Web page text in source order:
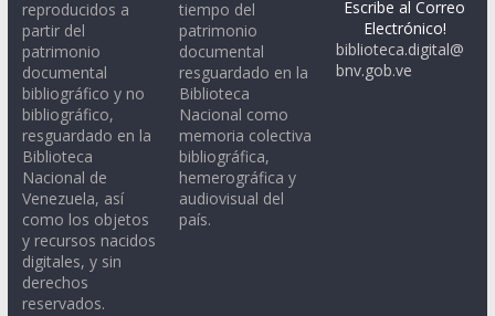
reproducidos a
partir del
patrimonio
documental
bibliográfico y no
bibliográfico,
resguardado en la
Biblioteca
Nacional de
Venezuela, así
como los objetos
y recursos nacidos
digitales, y sin
derechos
reservados.
tiempo del
patrimonio
documental
resguardado en la
Biblioteca
Nacional como
memoria colectiva
bibliográfica,
hemerográfica y
audiovisual del
país.
Escribe al Correo
Electrónico!
biblioteca.digital@
bnv.gob.ve